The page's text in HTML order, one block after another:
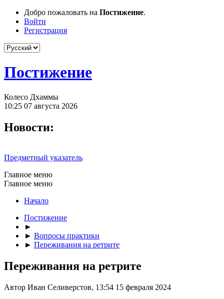
Добро пожаловать на Постижение.
Войти
Регистрация
Постижение
Колесо Дхаммы
10:25 07 августа 2026
Новости:
Предметный указатель
Главное меню
Главное меню
Начало
Постижение
►
► Вопросы практики
► Переживания на ретрите
Переживания на ретрите
Автор Иван Селиверстов, 13:54 15 февраля 2024